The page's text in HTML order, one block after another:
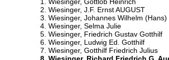
Wiesinger, J.F. Ernst AUGUST
Wiesinger, Johannes Wilhelm (Hans)
Wiesinger, Selma Julie
Wiesinger, Friedrich Gustav Gotthilf
Wiesinger, Ludwig Ed. Gotthilf
Wiesinger, Gotthilf Friedrich Julius
Wiesinger, Richard Friedrich G.